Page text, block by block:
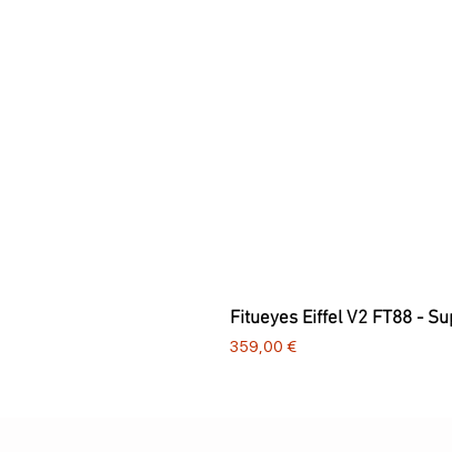
Fitueyes Eiffel V2 FT88 -
Preço
359,00 €